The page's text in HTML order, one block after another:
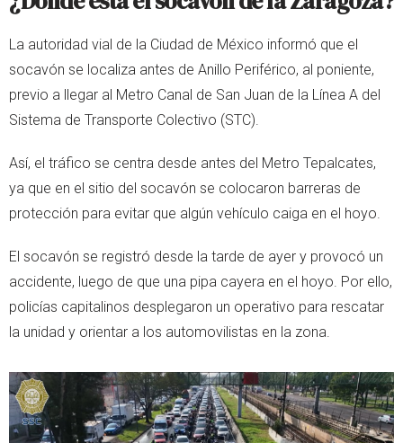
La autoridad vial de la Ciudad de México informó que el
socavón se localiza antes de Anillo Periférico, al poniente,
previo a llegar al Metro Canal de San Juan de la Línea A del
Sistema de Transporte Colectivo (STC).
Así, el tráfico se centra desde antes del Metro Tepalcates,
ya que en el sitio del socavón se colocaron barreras de
protección para evitar que algún vehículo caiga en el hoyo.
El socavón se registró desde la tarde de ayer y provocó un
accidente, luego de que una pipa cayera en el hoyo. Por ello,
policías capitalinos desplegaron un operativo para rescatar
la unidad y orientar a los automovilistas en la zona.